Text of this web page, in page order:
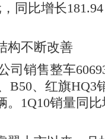
同比增长
不断改善
销售整车
B50、红旗HQ3
。1Q10销量同